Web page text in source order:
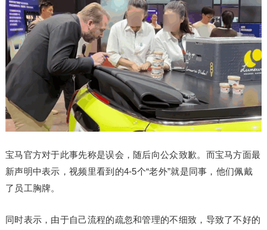
宝马官方对于此事先称是误会，随后向公众致歉。而宝马方面最
新声明中表示，视频里看到的4-5个“老外”就是同事，他们佩戴
了员工胸牌。
同时表示，由于自己流程的疏忽和管理的不细致，导致了不好的